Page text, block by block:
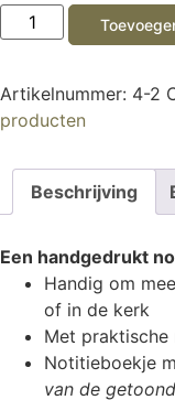
Artikelnummer: 4-2
producten
Beschrijving
Een handgedrukt
Handig om
of in de kerk
Met praktische
Notitieboekje
van de